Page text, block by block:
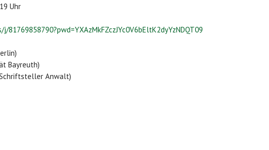
Uhr
81769858790?pwd=YXAzMkFZczJYc0V6bEltK2dyYzNDQT09
Bayreuth)
Anwalt)